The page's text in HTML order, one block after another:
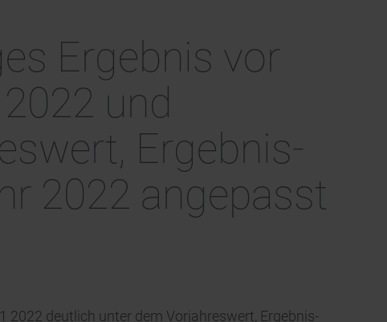
Ergebnis vor
und
Ergebnis-
2022 angepasst
2022 deutlich unter dem Vorjahreswert, Ergebnis-